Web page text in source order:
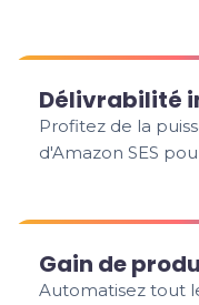
Délivrabilité
Profitez de la
d'Amazon SES
Gain de
Automatisez tout